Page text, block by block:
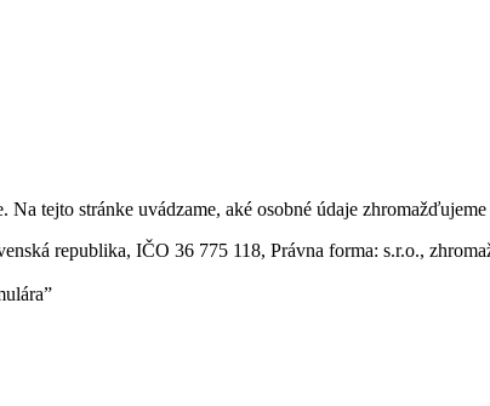
tejto stránke uvádzame, aké osobné údaje
republika, IČO 36 775 118, Právna forma: s.r.o.,